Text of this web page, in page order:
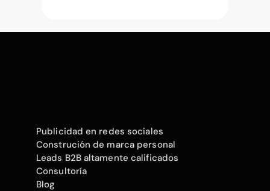
Publicidad en redes sociales
Construción de marca personal
Leads B2B altamente calificados
Consultoría
Blog